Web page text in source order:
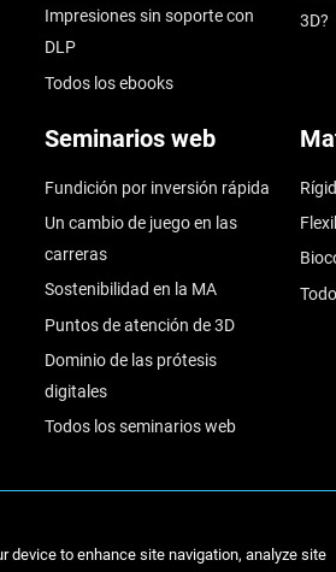
Impresiones sin soporte con
DLP
Todos los ebooks
3D?
Seminarios web
Fundición por inversión rápida
Un cambio de juego en las
carreras
Sostenibilidad en la MA
Puntos de atención de 3D
Dominio de las prótesis
digitales
Todos los seminarios web
device to enhance site navigation, analyze site